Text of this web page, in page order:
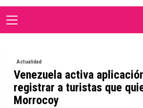
Menú
Actualidad
Venezuela activa
registrar a turistas que
Morrocoy